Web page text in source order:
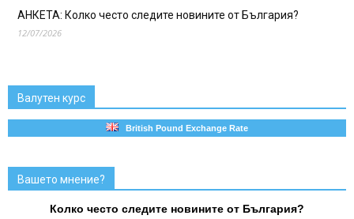
АНКЕТА: Колко често следите новините от България?
12/07/2026
Валутен курс
British Pound Exchange Rate
Вашето мнение?
Колко често следите новините от България?